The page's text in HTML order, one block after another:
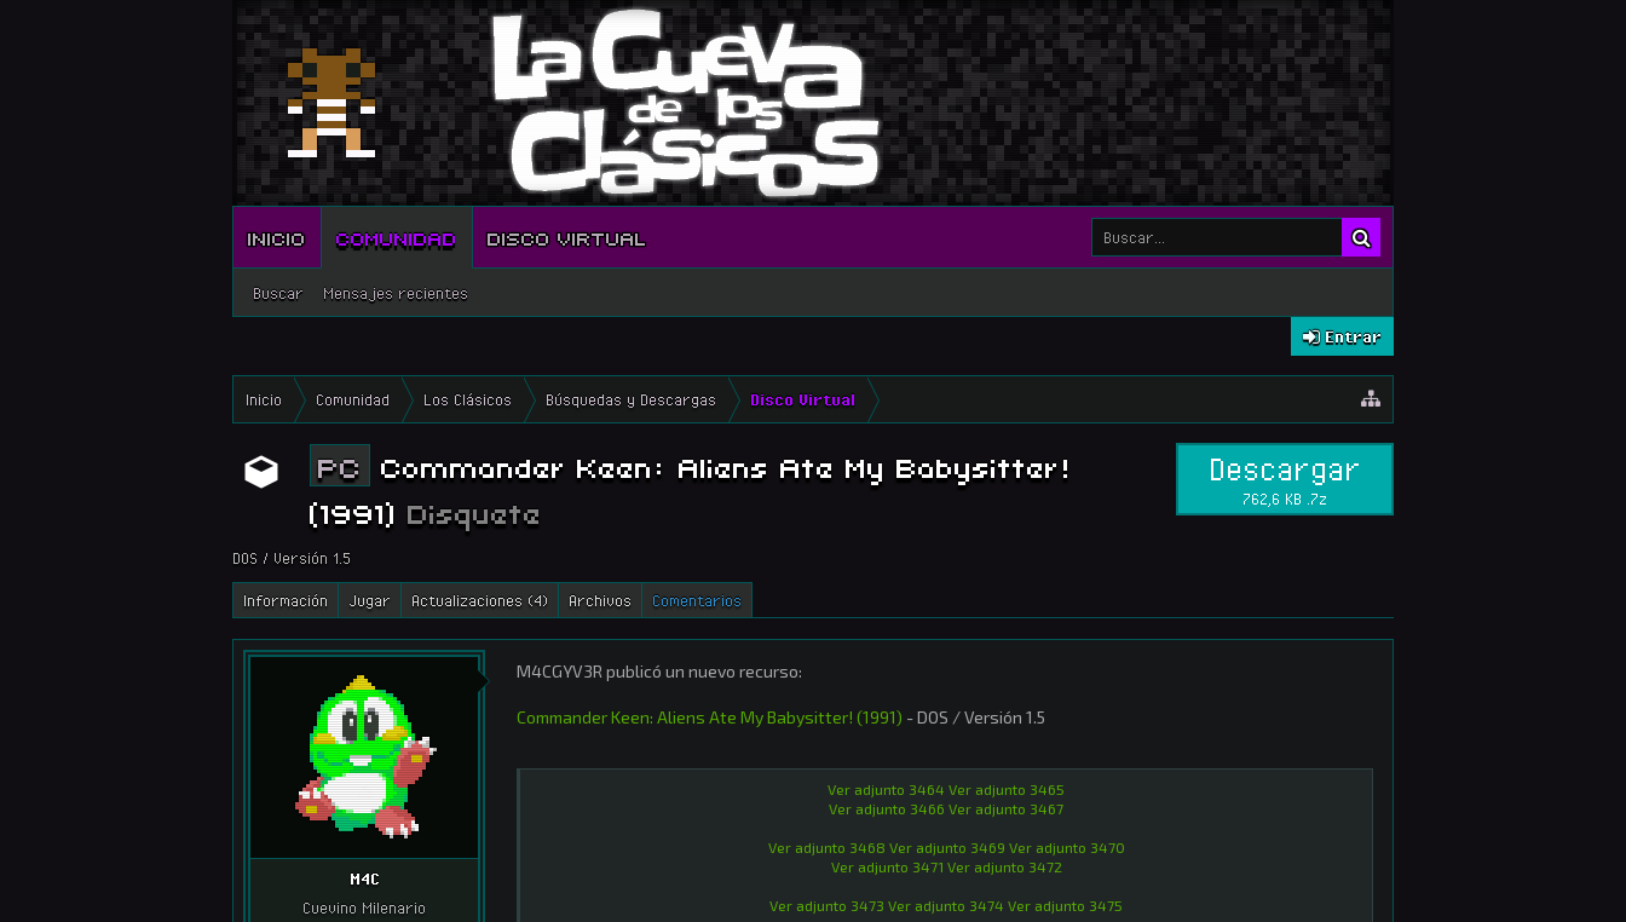
INICIO COMUNIDAD
Buscar Mensajes recientes
DISCO VIRTUAL
Entrar
Inicio Comunidad Los Clásicos Búsquedas y Descargas Disco Virtual
Descargar
762,6 KB .7z
PC Commander Keen: Aliens Ate My Babysitter!
(1991) Disquete
DOS / Versión 1.5
Información Jugar Actualizaciones (4) Archivos Comentarios
M4C
Cuevino Milenario
M4CGYV3R publicó un nuevo recurso:
Commander Keen: Aliens Ate My Babysitter! (1991) - DOS / Versión 1.5
Ver adjunto 3464 Ver adjunto 3465
Ver adjunto 3466 Ver adjunto 3467
Ver adjunto 3468 Ver adjunto 3469 Ver adjunto 3470
Ver adjunto 3471 Ver adjunto 3472
Ver adjunto 3473 Ver adjunto 3474 Ver adjunto 3475